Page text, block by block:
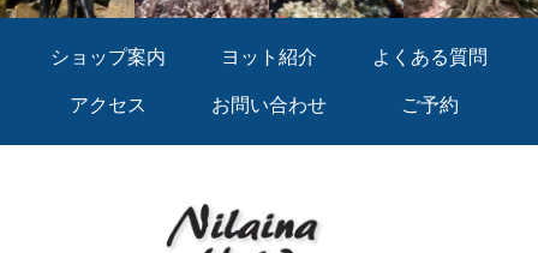
ショップ案内 ヨット紹介 よくある質問
アクセス お問い合わせ ご予約